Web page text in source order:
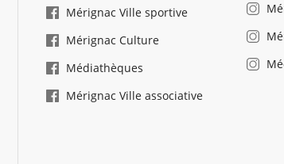
Mérignac Ville sportive
Mérignac Culture
Médiathèques
Mérignac Ville associative